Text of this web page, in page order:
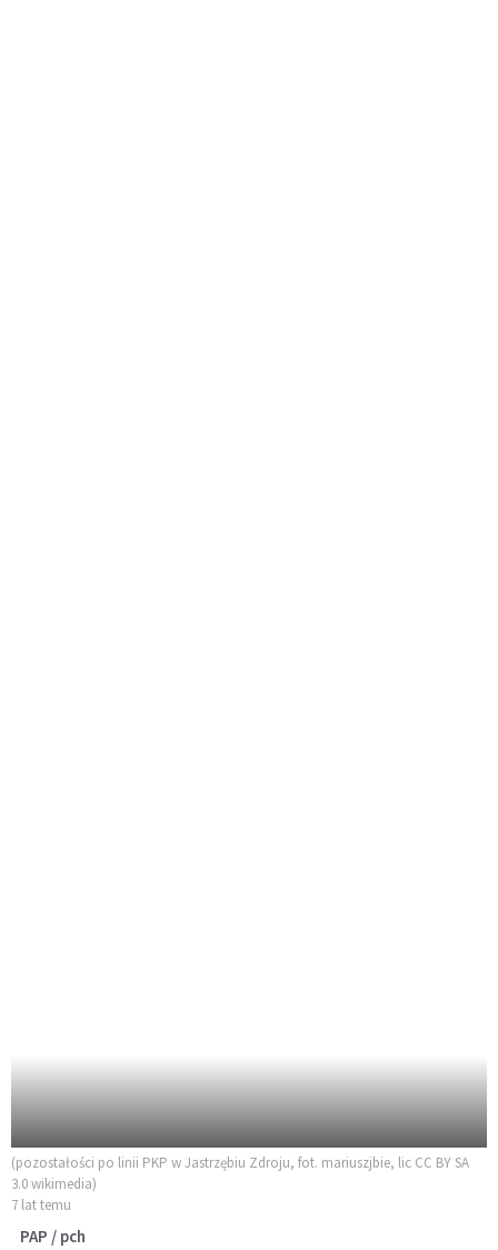
(pozostałości po linii PKP w Jastrzębiu Zdroju, fot. mariuszjbie, lic CC BY SA
3.0 wikimedia)
7 lat temu
PAP / pch